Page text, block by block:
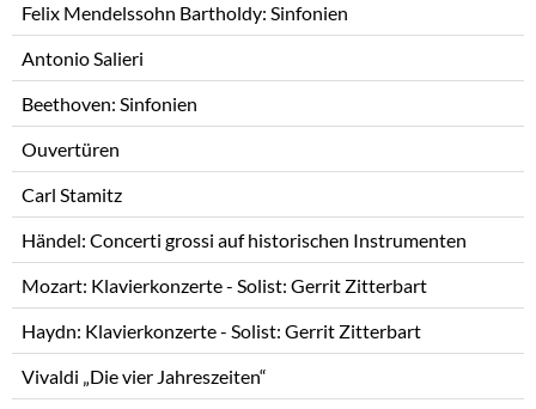
Felix Mendelssohn Bartholdy: Sinfonien
Antonio Salieri
Beethoven: Sinfonien
Ouvertüren
Carl Stamitz
Händel: Concerti grossi auf historischen Instrumenten
Mozart: Klavierkonzerte - Solist: Gerrit Zitterbart
Haydn: Klavierkonzerte - Solist: Gerrit Zitterbart
Vivaldi „Die vier Jahreszeiten“